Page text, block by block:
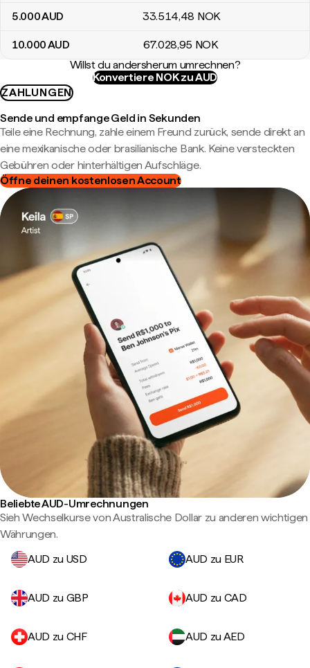
5.000AUD 33.514,48 NOK
10.000AUD 67.028,95 NOK
Willst du andersherum umrechnen?
Konvertiere NOK zu AUD
ZAHLUNGEN
Sende und empfange Geld in Sekunden
Teile eine Rechnung, zahle einem Freund zurück, sende direkt an
eine mexikanische oder brasilianische Bank. Keine versteckten
Gebühren oder hinterhältigen Aufschläge.
Öffne deinen kostenlosen Account
Beliebte AUD-Umrechnungen
Sieh Wechselkurse von Australische Dollar zu anderen wichtigen
Währungen.
AUD zu USD
AUD zu EUR
AUD zu GBP AUD zu CAD
AUD zu CHF AUD zu AED